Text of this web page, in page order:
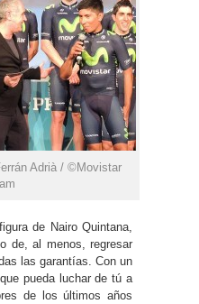
Adrià / ©Movistar
de Nairo Quintana,
de, al menos, regresar
las garantías. Con un
pueda luchar de tú a
de los últimos años